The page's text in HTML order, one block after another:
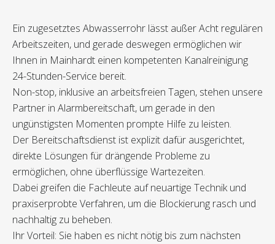
Ein zugesetztes Abwasserrohr lässt außer Acht regulären
Arbeitszeiten, und gerade deswegen ermöglichen wir
Ihnen in Mainhardt einen kompetenten Kanalreinigung
24-Stunden-Service bereit.
Non-stop, inklusive an arbeitsfreien Tagen, stehen unsere
Partner in Alarmbereitschaft, um gerade in den
ungünstigsten Momenten prompte Hilfe zu leisten.
Der Bereitschaftsdienst ist explizit dafür ausgerichtet,
direkte Lösungen für drängende Probleme zu
ermöglichen, ohne überflüssige Wartezeiten.
Dabei greifen die Fachleute auf neuartige Technik und
praxiserprobte Verfahren, um die Blockierung rasch und
nachhaltig zu beheben.
Ihr Vorteil: Sie haben es nicht nötig bis zum nächsten